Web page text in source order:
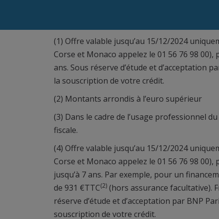
(1) Offre valable jusqu’au 15/12/2024
Corse et Monaco appelez le 01 56 76 98
ans. Sous réserve d’étude et d’acceptation
la souscription de votre crédit.
(2) Montants arrondis à l’euro supérieur
(3) Dans le cadre de l’usage professionnel
fiscale.
(4) Offre valable jusqu’au 15/12/2024
Corse et Monaco appelez le 01 56 76 98
jusqu’à 7 ans. Par exemple, pour un
de 931 €TTC(2) (hors assurance facultative).
réserve d’étude et d’acceptation par BNP
souscription de votre crédit.